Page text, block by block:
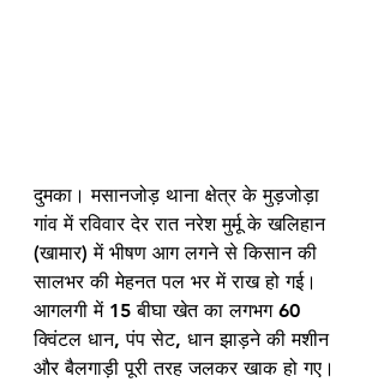
दुमका। मसानजोड़ थाना क्षेत्र के मुड़जोड़ा
गांव में रविवार देर रात नरेश मुर्मू के खलिहान
(खामार) में भीषण आग लगने से किसान की
सालभर की मेहनत पल भर में राख हो गई।
आगलगी में 15 बीघा खेत का लगभग 60
क्विंटल धान, पंप सेट, धान झाड़ने की मशीन
और बैलगाड़ी पूरी तरह जलकर खाक हो गए।